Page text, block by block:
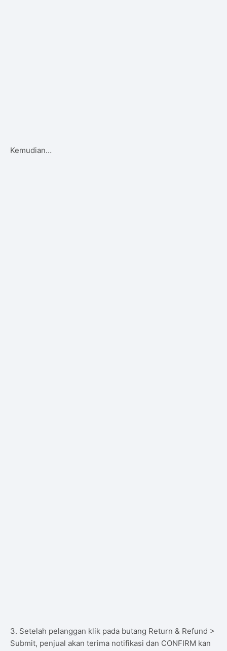
Kemudian…
3. Setelah pelanggan klik pada butang Return & Refund >
Submit, penjual akan terima notifikasi dan CONFIRM kan